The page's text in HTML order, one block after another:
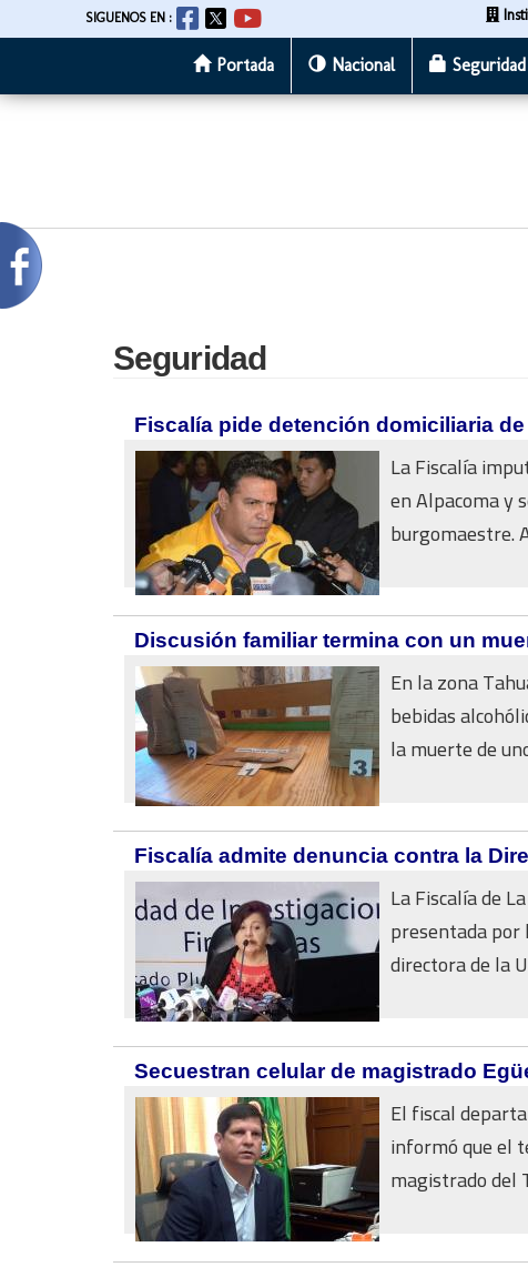
al
SIGUENOS EN :
Portada Nacional Seguridad
Seguridad
Fiscalía pide detención domiciliaria
La Fiscalía
en Alpacoma y
burgomaestre.
Discusión familiar termina con un
En la zona
bebidas
la muerte de
Fiscalía admite denuncia contra la
La Fiscalía de
presentada por
directora de la
Secuestran celular de magistrado
El fiscal
informó que el
magistrado del